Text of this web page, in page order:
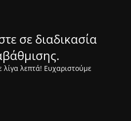
σε διαδικασία
λίγα λεπτά! Ευχαριστούμε